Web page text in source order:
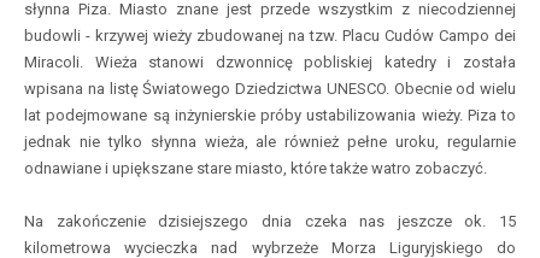
słynna Piza. Miasto znane jest przede wszystkim z niecodziennej
budowli - krzywej wieży zbudowanej na tzw. Placu Cudów Campo dei
Miracoli. Wieża stanowi dzwonnicę pobliskiej katedry i została
wpisana na listę Światowego Dziedzictwa UNESCO. Obecnie od wielu
lat podejmowane są inżynierskie próby ustabilizowania wieży. Piza to
jednak nie tylko słynna wieża, ale również pełne uroku, regularnie
odnawiane i upiększane stare miasto, które także watro zobaczyć.
Na zakończenie dzisiejszego dnia czeka nas jeszcze ok. 15
kilometrowa wycieczka nad wybrzeże Morza Liguryjskiego do